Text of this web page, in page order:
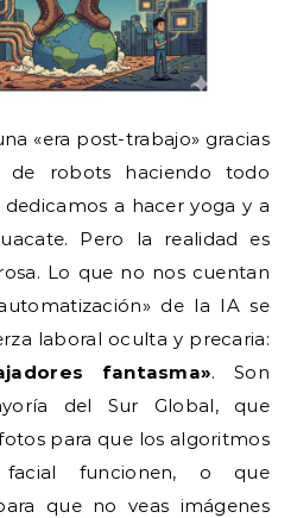
«era post-trabajo» gracias
robots haciendo todo
a hacer yoga y a
Pero la realidad es
Lo que no nos cuentan
de la IA se
laboral oculta y precaria:
fantasma». Son
del Sur Global, que
para que los algoritmos
facial funcionen, o que
que no veas imágenes